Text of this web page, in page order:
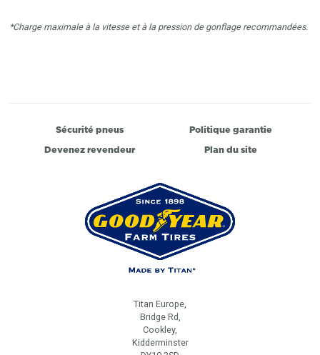
*Charge maximale à la vitesse et à la pression de gonflage recommandées.
Sécurité pneus
Politique garantie
Devenez revendeur
Plan du site
Titan Europe,
Bridge Rd,
Cookley,
Kidderminster